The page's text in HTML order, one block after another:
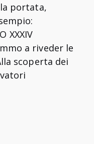
portata,
XXXIV
a riveder le
scoperta dei